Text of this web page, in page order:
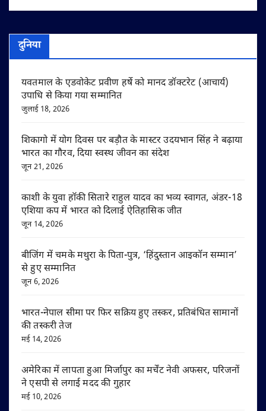
दुनिया
यवतमाल के एडवोकेट प्रवीण हर्षे को मानद डॉक्टरेट (आचार्य)
उपाधि से किया गया सम्मानित
जुलाई 18, 2026
शिकागो में योग दिवस पर बड़ौत के मास्टर उदयभान सिंह ने बढ़ाया
भारत का गौरव, दिया स्वस्थ जीवन का संदेश
जून 21, 2026
काशी के युवा हॉकी सितारे राहुल यादव का भव्य स्वागत, अंडर-18
एशिया कप में भारत को दिलाई ऐतिहासिक जीत
जून 14, 2026
बीजिंग में चमके मथुरा के पिता-पुत्र, ‘हिंदुस्तान आइकॉन सम्मान’
से हुए सम्मानित
जून 6, 2026
भारत-नेपाल सीमा पर फिर सक्रिय हुए तस्कर, प्रतिबंधित सामानों
की तस्करी तेज
मई 14, 2026
अमेरिका में लापता हुआ मिर्जापुर का मर्चेंट नेवी अफसर, परिजनों
ने एसपी से लगाई मदद की गुहार
मई 10, 2026